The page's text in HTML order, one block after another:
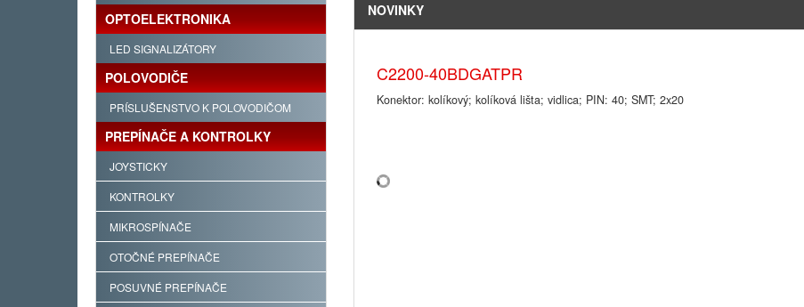
OPTOELEKTRONIKA
LED SIGNALIZÁTORY
POLOVODIČE
PRÍSLUŠENSTVO K POLOVODIČOM
PREPÍNAČE A KONTROLKY
JOYSTICKY
KONTROLKY
MIKROSPÍNAČE
OTOČNÉ PREPÍNAČE
POSUVNÉ PREPÍNAČE
NOVINKY
C2200-40BDGATPR
Konektor: kolíkový; kolíková lišta; vidlica; PIN: 40; SMT; 2x20